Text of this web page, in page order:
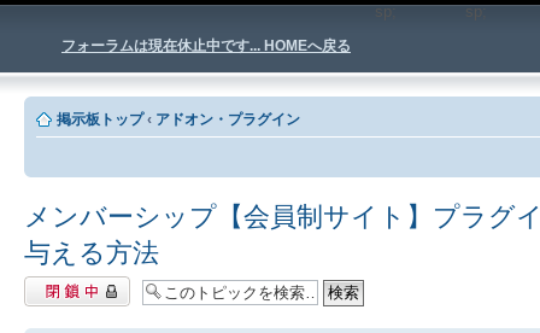
フォーラムは現在休止中です... HOMEへ戻る
sp;
掲示板トップ ‹ アドオン・プラグイン
メンバーシップ【会員制サイト】プラグ
与える方法
閉鎖中トピック